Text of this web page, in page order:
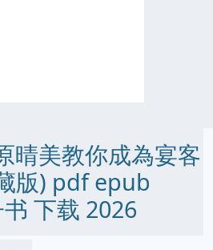
晴美教你成為宴客
版) pdf epub
下载 2026